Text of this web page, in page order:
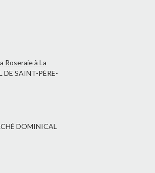
Roseraie à La
SAINT-PÈRE-
DOMINICAL